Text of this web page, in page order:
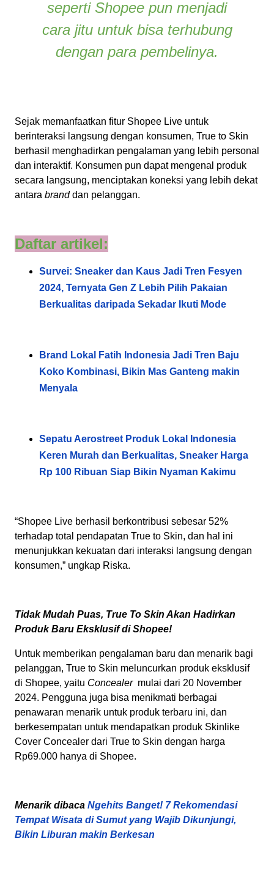
seperti Shopee pun menjadi
cara jitu untuk bisa terhubung
dengan para pembelinya.
Sejak memanfaatkan fitur Shopee Live untuk
berinteraksi langsung dengan konsumen, True to Skin
berhasil menghadirkan pengalaman yang lebih personal
dan interaktif. Konsumen pun dapat mengenal produk
secara langsung, menciptakan koneksi yang lebih dekat
antara branddan pelanggan.
Daftar artikel:
Survei: Sneaker dan Kaus Jadi Tren Fesyen
2024, Ternyata Gen Z Lebih Pilih Pakaian
Berkualitas daripada Sekadar Ikuti Mode
Brand Lokal Fatih Indonesia Jadi Tren Baju
Koko Kombinasi, Bikin Mas Ganteng makin
Menyala
Sepatu Aerostreet Produk Lokal Indonesia
Keren Murah dan Berkualitas, Sneaker Harga
Rp 100 Ribuan Siap Bikin Nyaman Kakimu
“Shopee Live berhasil berkontribusi sebesar 52%
terhadap total pendapatan True to Skin, dan hal ini
menunjukkan kekuatan dari interaksi langsung dengan
konsumen,” ungkap Riska.
Tidak Mudah Puas, True To Skin Akan Hadirkan
Produk Baru Eksklusif di Shopee!
Untuk memberikan pengalaman baru dan menarik bagi
pelanggan, True to Skin meluncurkan produk eksklusif
di Shopee, yaitu Concealermulai dari 20 November
2024. Pengguna juga bisa menikmati berbagai
penawaran menarik untuk produk terbaru ini, dan
berkesempatan untuk mendapatkan produk Skinlike
Cover Concealer dari True to Skin dengan harga
Rp69.000 hanya di Shopee.
Menarik dibaca Ngehits Banget! 7 Rekomendasi
Tempat Wisata di Sumut yang Wajib Dikunjungi,
Bikin Liburan makin Berkesan